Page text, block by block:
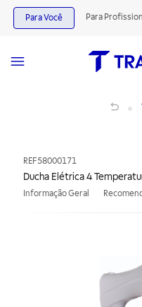
Para Você Para
REF58000171
Ducha Elétrica 4
Informação Geral